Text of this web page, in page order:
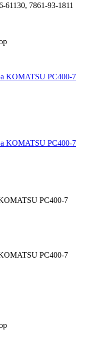
61130, 7861-93-1811
PC400-7
PC400-7